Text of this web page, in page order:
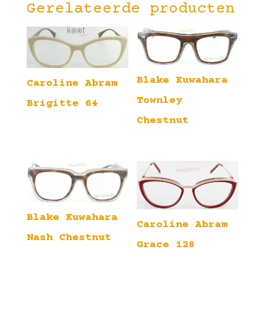
Gerelateerde producten
Caroline Abram
Brigitte 64
Blake Kuwahara
Townley
Chestnut
Blake Kuwahara
Nash Chestnut
Caroline Abram
Grace 128